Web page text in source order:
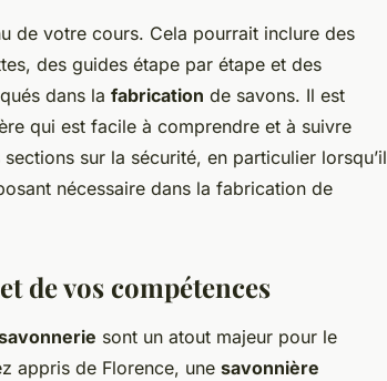
de votre cours. Cela pourrait inclure des
des guides étape par étape et des
dans la fabrication de savons. Il est
qui est facile à comprendre et à suivre
sur la sécurité, en particulier lorsqu’il
nécessaire dans la fabrication de
de vos compétences
sont un atout majeur pour le
appris de Florence, une savonnière